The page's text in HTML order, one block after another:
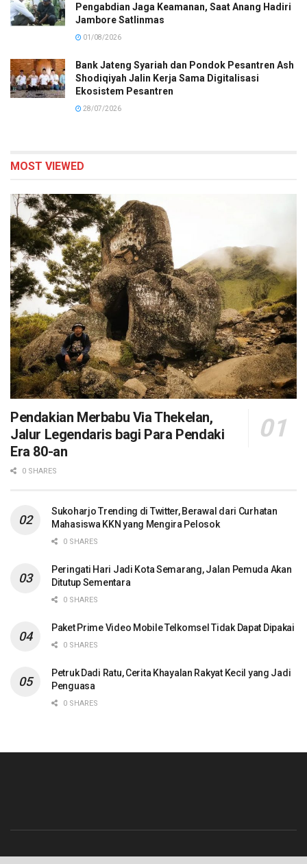
Pengabdian Jaga Keamanan, Saat Anang Hadiri
Jambore Satlinmas
01/08/2026
Bank Jateng Syariah dan Pondok Pesantren Ash
Shodiqiyah Jalin Kerja Sama Digitalisasi
Ekosistem Pesantren
28/07/2026
MOST VIEWED
Pendakian Merbabu Via Thekelan,
Jalur Legendaris bagi Para Pendaki
Era 80-an
0 SHARES
Sukoharjo Trending di Twitter, Berawal dari Curhatan
Mahasiswa KKN yang Mengira Pelosok
0 SHARES
Peringati Hari Jadi Kota Semarang, Jalan Pemuda Akan
Ditutup Sementara
0 SHARES
Paket Prime Video Mobile Telkomsel Tidak Dapat Dipakai
0 SHARES
Petruk Dadi Ratu, Cerita Khayalan Rakyat Kecil yang Jadi
Penguasa
0 SHARES